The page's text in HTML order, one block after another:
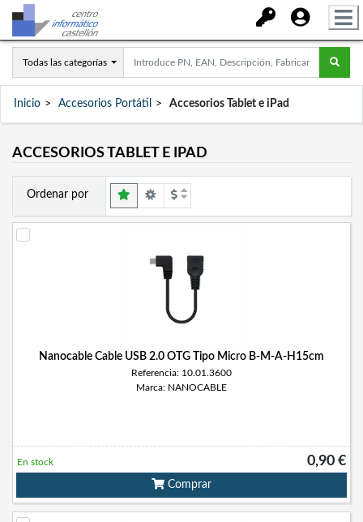
Todas las categorías
Inicio Accesorios Portátil Accesorios Tablet e iPad
ACCESORIOS TABLET E IPAD
Ordenar por
Nanocable Cable USB 2.0 OTG Tipo Micro B-M-A-H15cm
Referencia: 10.01.3600
Marca: NANOCABLE
0,90 €
En stock
Comprar